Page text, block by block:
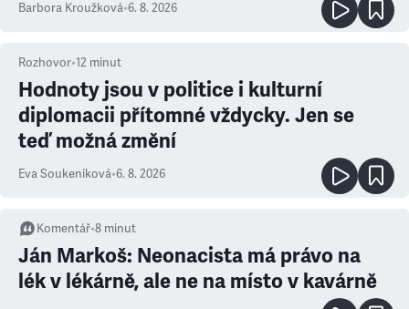
Barbora Kroužková•6. 8. 2026
Rozhovor•12 minut
Hodnoty jsou v politice i kulturní
diplomacii přítomné vždycky. Jen se
teď možná změní
Eva Soukeníková•6. 8. 2026
Komentář•8 minut
Ján Markoš: Neonacista má právo na
lék v lékárně, ale ne na místo v kavárně